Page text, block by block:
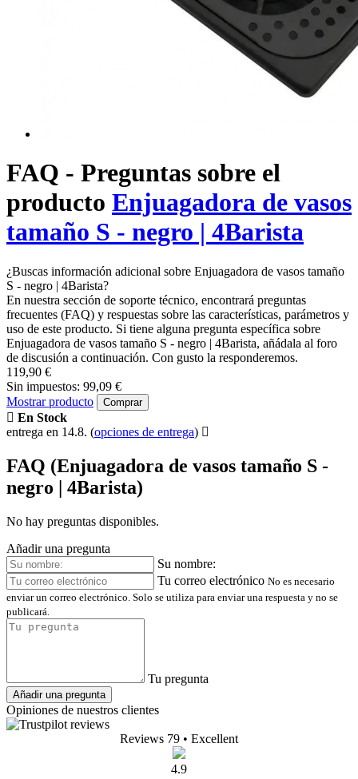
FAQ - Preguntas sobre el
producto Enjuagadora de vasos
tamaño S - negro | 4Barista
¿Buscas información adicional sobre Enjuagadora de vasos tamaño
S - negro | 4Barista?
En nuestra sección de soporte técnico, encontrará preguntas
frecuentes (FAQ) y respuestas sobre las características, parámetros y
uso de este producto. Si tiene alguna pregunta específica sobre
Enjuagadora de vasos tamaño S - negro | 4Barista, añádala al foro
de discusión a continuación. Con gusto la responderemos.
119,90 €
Sin impuestos: 99,09 €
Mostrar producto
Comprar
En Stock
entrega en 14.8. (opciones de entrega)
FAQ (Enjuagadora de vasos tamaño S -
negro | 4Barista)
No hay preguntas disponibles.
Añadir una pregunta
Su nombre:
Tu correo electrónico No es necesario
enviar un correo electrónico. Solo se utiliza para enviar una respuesta y no se
publicará.
Tu pregunta
Añadir una pregunta
Opiniones de nuestros clientes
Reviews 79 • Excellent
4.9